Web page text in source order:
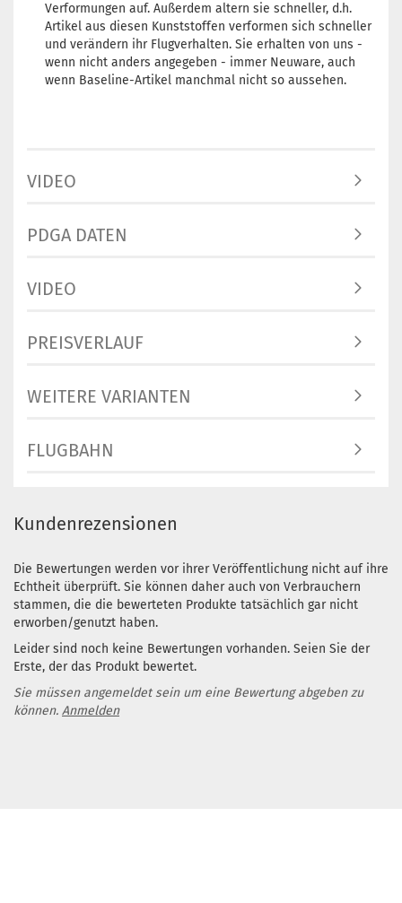
Verformungen auf. Außerdem altern sie schneller, d.h.
Artikel aus diesen Kunststoffen verformen sich schneller
und verändern ihr Flugverhalten. Sie erhalten von uns -
wenn nicht anders angegeben - immer Neuware, auch
wenn Baseline-Artikel manchmal nicht so aussehen.
VIDEO
PDGA DATEN
VIDEO
PREISVERLAUF
WEITERE VARIANTEN
FLUGBAHN
Kundenrezensionen
Die Bewertungen werden vor ihrer Veröffentlichung nicht auf ihre
Echtheit überprüft. Sie können daher auch von Verbrauchern
stammen, die die bewerteten Produkte tatsächlich gar nicht
erworben/genutzt haben.
Leider sind noch keine Bewertungen vorhanden. Seien Sie der
Erste, der das Produkt bewertet.
Sie müssen angemeldet sein um eine Bewertung abgeben zu
können. Anmelden